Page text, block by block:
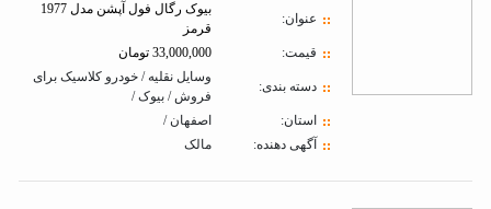
عنوان:
بیوک رگال فول آپشن مدل 1977
قرمز
قیمت:
33,000,000 تومان
دسته بندی:
وسایل نقلیه / خودرو کلاسیک برای
فروش / بیوک /
استان:
اصفهان /
آگهی دهنده:
مالک